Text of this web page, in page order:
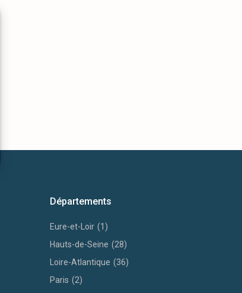
Départements
Eure-et-Loir (1)
Hauts-de-Seine (28)
Loire-Atlantique (36)
Paris (2)